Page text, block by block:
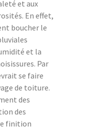
et aux
En effet,
boucher le
et la
Par
se faire
de toiture.
des
des
finition